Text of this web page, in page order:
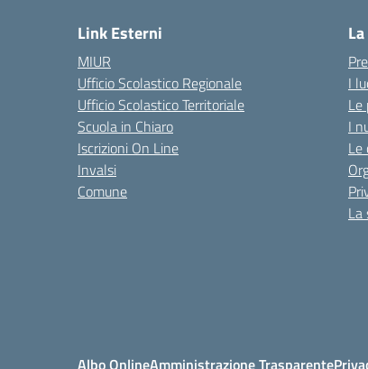
Link Esterni
MIUR
Ufficio Scolastico Regionale
Ufficio Scolastico Territoriale
Scuola in Chiaro
Iscrizioni On Line
Invalsi
Comune
I
Le
I
Le
La
Albo OnlineAmministrazione Trasparente